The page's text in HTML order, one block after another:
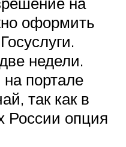
оформить
недели.
портале
так как в
России опция